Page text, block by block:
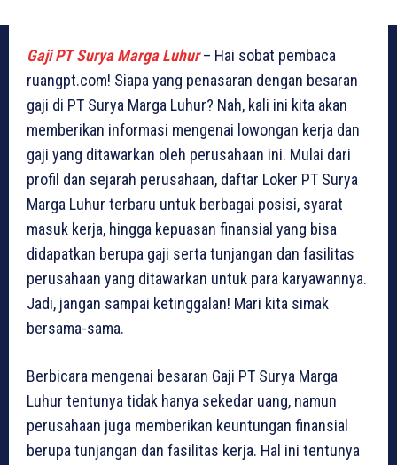
Gaji PT Surya Marga Luhur– Hai sobat pembaca
ruangpt.com! Siapa yang penasaran dengan besaran
gaji di PT Surya Marga Luhur? Nah, kali ini kita akan
memberikan informasi mengenai lowongan kerja dan
gaji yang ditawarkan oleh perusahaan ini. Mulai dari
profil dan sejarah perusahaan, daftar Loker PT Surya
Marga Luhur terbaru untuk berbagai posisi, syarat
masuk kerja, hingga kepuasan finansial yang bisa
didapatkan berupa gaji serta tunjangan dan fasilitas
perusahaan yang ditawarkan untuk para karyawannya.
Jadi, jangan sampai ketinggalan! Mari kita simak
bersama-sama.
Berbicara mengenai besaran Gaji PT Surya Marga
Luhur tentunya tidak hanya sekedar uang, namun
perusahaan juga memberikan keuntungan finansial
berupa tunjangan dan fasilitas kerja. Hal ini tentunya